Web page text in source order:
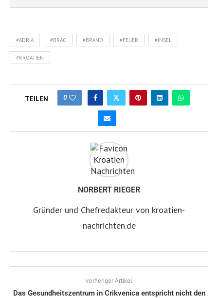
#ADRIA #BRAC #BRAND #FEUER #INSEL
#KROATIEN
TEILEN 0
NORBERT RIEGER
Gründer und Chefredakteur von kroatien-
nachrichten.de
vorheriger Artikel
Das Gesundheitszentrum in Crikvenica entspricht nicht den